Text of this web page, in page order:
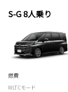
S-G 8人乗り
燃費
WLTCモード